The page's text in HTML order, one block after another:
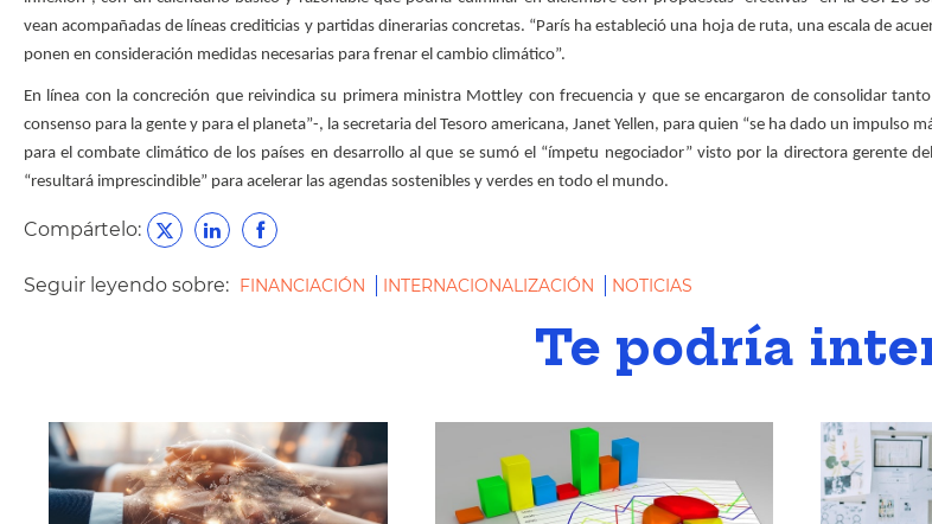
vean acompañadas de líneas crediticias y partidas dinerarias concretas. “París ha estableció una hoja de ruta, una escala de
ponen en consideración medidas necesarias para frenar el cambio climático”.
En línea con la concreción que reivindica su primera ministra Mottley con frecuencia y que se encargaron de consolidar
consenso para la gente y para el planeta”-, la secretaria del Tesoro americana, Janet Yellen, para quien “se ha dado un impulso
para el combate climático de los países en desarrollo al que se sumó el “ímpetu negociador” visto por la directora gerente
“resultará imprescindible” para acelerar las agendas sostenibles y verdes en todo el mundo.
Compártelo:
Seguir leyendo sobre: FINANCIACIÓN INTERNACIONALIZACIÓN NOTICIAS
Te podría